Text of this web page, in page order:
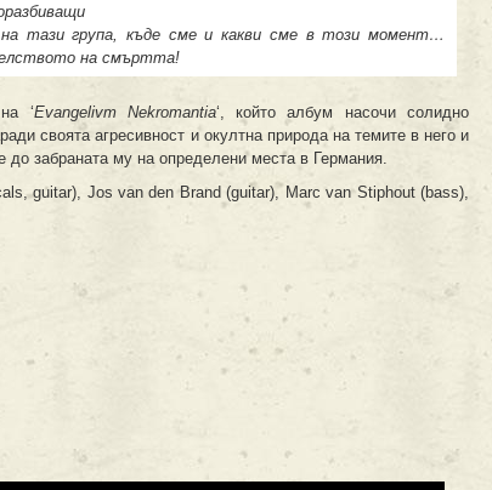
тази група, къде сме и какви сме в този момент…
на смъртта!
‘Evangelivm Nekromantia‘, който албум насочи солидно
своята агресивност и окултна природа на темите в него и
до забраната му на определени места в Германия.
guitar), Jos van den Brand (guitar), Marc van Stiphout (bass),